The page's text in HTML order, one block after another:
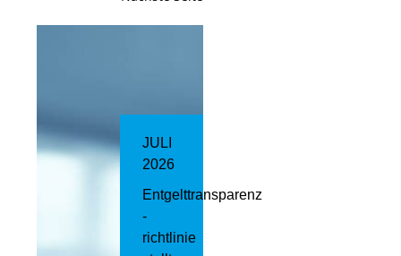
JULI
2026
Entgelttransparenz​
­
richtlinie